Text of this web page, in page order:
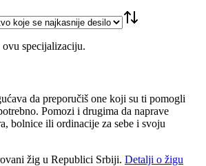
specijalizaciju.
da preporučiš one koji su ti pomogli
Pomozi i drugima da naprave
bolnice ili ordinacije za sebe i svoju
žig u Republici Srbiji. Detalji o žigu